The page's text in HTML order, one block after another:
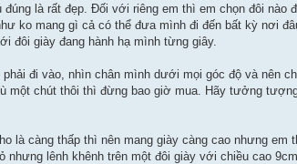
đúng là rất đẹp. Đối với riêng em thì em chọn đôi
ko mang gì cả có thể đưa mình đi đến bất kỳ nơi
đôi giày đang hành hạ mình từng giây.
đi vào, nhìn chân mình dưới mọi góc độ và nên
một chút thôi thì đừng bao giờ mua. Hãy tưởng
là càng thấp thì nên mang giày càng cao nhưng
nhưng lênh khênh trên một đôi giày với chiều cao